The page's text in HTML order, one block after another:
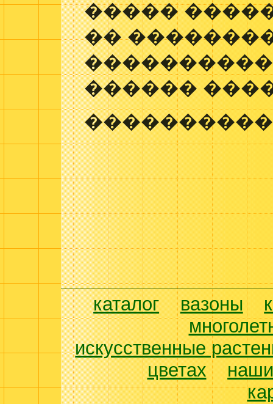
�����
��
������
каталог вазоны
искусственные
цветах